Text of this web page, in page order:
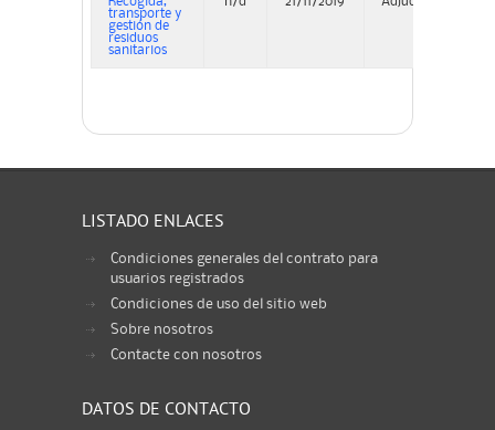
transporte y
gestión de
residuos
sanitarios
LISTADO ENLACES
Condiciones generales del contrato para
usuarios registrados
Condiciones de uso del sitio web
Sobre nosotros
Contacte con nosotros
DATOS DE CONTACTO